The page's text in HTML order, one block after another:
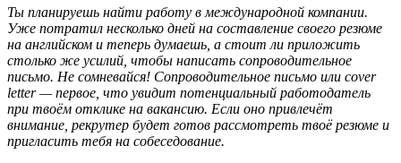
Ты планируешь найти работу в международной компании.
Уже потратил несколько дней на составление своего резюме
на английском и теперь думаешь, а стоит ли приложить
столько же усилий, чтобы написать сопроводительное
письмо. Не сомневайся! Сопроводительное письмо или cover
letter — первое, что увидит потенциальный работодатель
при твоём отклике на вакансию. Если оно привлечёт
внимание, рекрутер будет готов рассмотреть твоё резюме и
пригласить тебя на собеседование.